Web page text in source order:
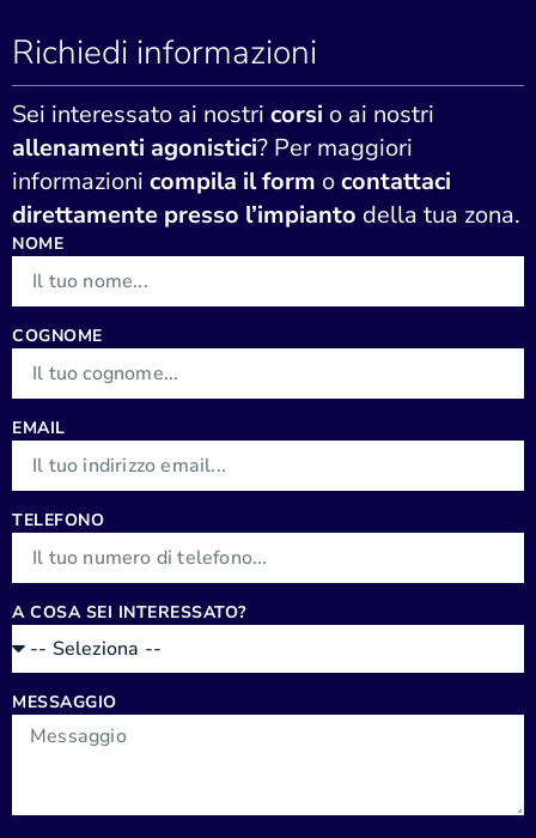
Richiedi informazioni
Sei interessato ai nostri corsi o ai nostri
allenamenti agonistici? Per maggiori
informazioni compila il form ocontattaci
direttamente presso l’impianto della tua zona.
NOME
COGNOME
EMAIL
TELEFONO
A COSA SEI INTERESSATO?
MESSAGGIO